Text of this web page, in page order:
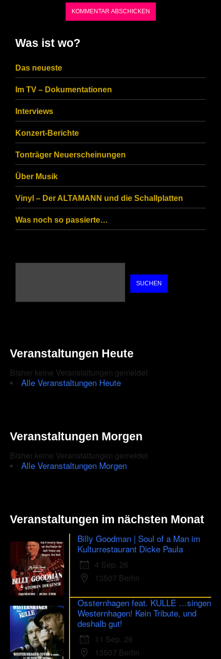
CAPTCHA
ensure
that
you
are
human.
Was ist wo?
Das neueste
Im TV – Dokumentationen
Interviews
Konzert-Berichte
Tonträger Neuerscheinungen
Über Musik
Vinyl – Der ALTAMANN und die Schallplatten
Was noch so passierte…
SUCHEN
Veranstaltungen Heute
Bisher keine Veranstaltungen gemeldet
Alle Veranstaltungen Heute
Veranstaltungen Morgen
Bisher keine Veranstaltungen gemeldet
Alle Veranstaltungen Morgen
Veranstaltungen im nächsten Monat
Billy Goodman | Soul of a Man im
Kulturrestaurant Dicke Paula
4 Sep. 26
13507 Berlin
Ossternhagen feat. KULLE …singen
Westernhagen! Kein Tribute, und
deshalb gut!
11 Sep. 26
13507 Berlin